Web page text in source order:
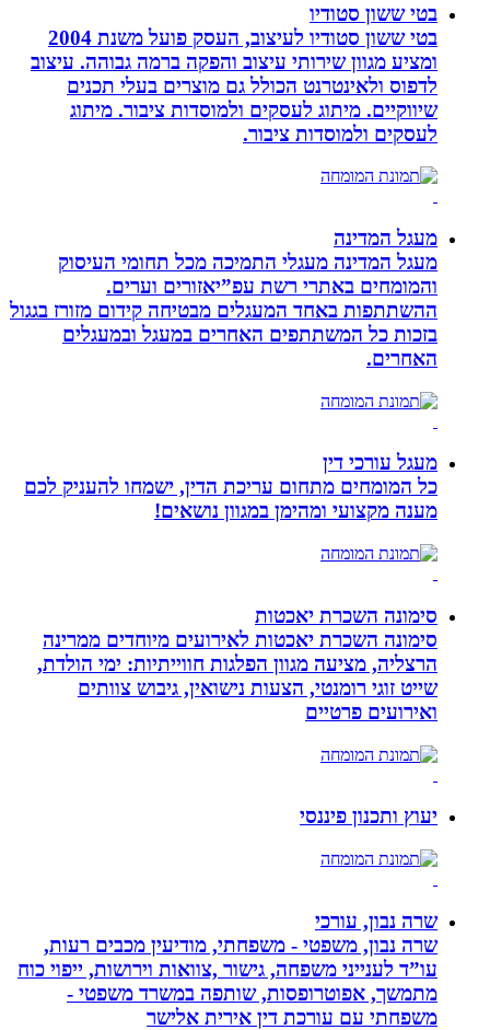
בטי ששון סטודיו
בטי ששון סטודיו לעיצוב, העסק פועל משנת 2004
ומציע מגוון שירותי עיצוב והפקה ברמה גבוהה. עיצוב
לדפוס ולאינטרנט הכולל גם מוצרים בעלי תכנים
שיווקיים. מיתוג לעסקים ולמוסדות ציבור. מיתוג
לעסקים ולמוסדות ציבור.
מעגל המדינה
מעגל המדינה מעגלי התמיכה מכל תחומי העיסוק
והמומחים באתרי רשת עפ”יאזורים וערים.
ההשתתפות באחד המעגלים מבטיחה קידום מזורז בגגול
בזכות כל המשתתפים האחרים במעגל ובמעגלים
האחרים.
מעגל עורכי דין
כל המומחים מתחום עריכת הדין, ישמחו להעניק לכם
מענה מקצועי ומהימן במגוון נושאים!
סימונה השכרת יאכטות
סימונה השכרת יאכטות לאירועים מיוחדים ממרינה
הרצליה, מציעה מגוון הפלגות חווייתיות: ימי הולדת,
שייט זוגי רומנטי, הצעות נישואין, גיבוש צוותים
ואירועים פרטיים
יעוץ ותכנון פיננסי
שרה נבון, עורכי
שרה נבון, משפטי - משפחתי, מודיעין מכבים רעות,
עו”ד לענייני משפחה, גישור ,צוואות וירושות, ייפוי כוח
מתמשך, אפוטרופסות, שותפה במשרד משפטי -
משפחתי עם עורכת דין אירית אלישר